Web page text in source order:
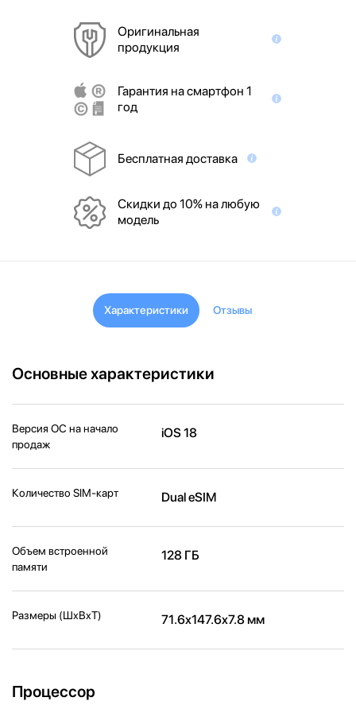
Оригинальная
продукция
Гарантия на смартфон 1
год
Бесплатная доставка
Скидки до 10% на любую
модель
Характеристики Отзывы
Основные характеристики
Версия ОС на начало
продаж
iOS 18
Количество SIM-карт Dual eSIM
Объем встроенной
памяти
128 ГБ
Размеры (ШxВxТ) 71.6x147.6x7.8 мм
Процессор